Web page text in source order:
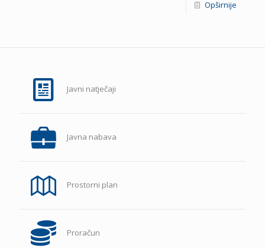
Opširnije
Javni natječaji
Javna nabava
Prostorni plan
Proračun